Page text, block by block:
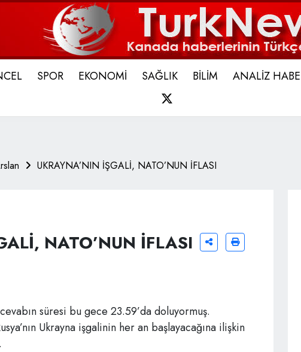
SPOR EKONOMİ SAĞLIK BİLİM ANALİZ
UKRAYNA’NIN İŞGALİ, NATO’NUN İFLASI
NATO’NUN İFLASI
süresi bu gece 23.59’da doluyormuş.
Ukrayna işgalinin her an başlayacağına ilişkin